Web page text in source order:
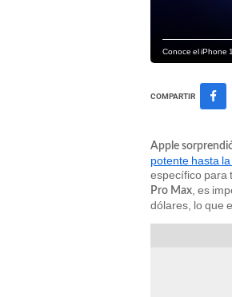
Conoce el iPhone
COMPARTIR
Apple
potente hasta
específico para
Pro Max , es
dólares, lo que